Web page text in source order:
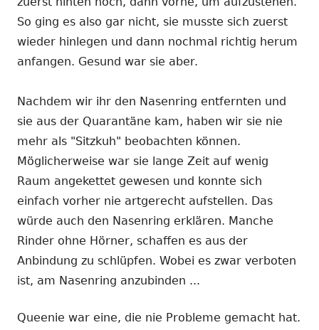
So ging es also gar nicht, sie musste sich zuerst
wieder hinlegen und dann nochmal richtig herum
anfangen. Gesund war sie aber.
Nachdem wir ihr den Nasenring entfernten und
sie aus der Quarantäne kam, haben wir sie nie
mehr als "Sitzkuh" beobachten können.
Möglicherweise war sie lange Zeit auf wenig
Raum angekettet gewesen und konnte sich
einfach vorher nie artgerecht aufstellen. Das
würde auch den Nasenring erklären. Manche
Rinder ohne Hörner, schaffen es aus der
Anbindung zu schlüpfen. Wobei es zwar verboten
ist, am Nasenring anzubinden ...
Queenie war eine, die nie Probleme gemacht hat.